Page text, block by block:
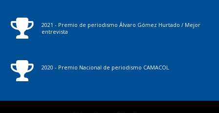
2021 - Premio de periodismo Álvaro Gómez Hurtado / Mejor
entrevista
2020 - Premio Nacional de periodismo CAMACOL